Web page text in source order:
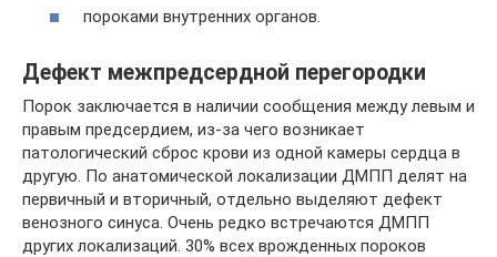
пороками внутренних органов.
Дефект межпредсердной перегородки
Порок заключается в наличии сообщения между левым и
правым предсердием, из-за чего возникает
патологический сброс крови из одной камеры сердца в
другую. По анатомической локализации ДМПП делят на
первичный и вторичный, отдельно выделяют дефект
венозного синуса. Очень редко встречаются ДМПП
других локализаций. 30% всех врожденных пороков